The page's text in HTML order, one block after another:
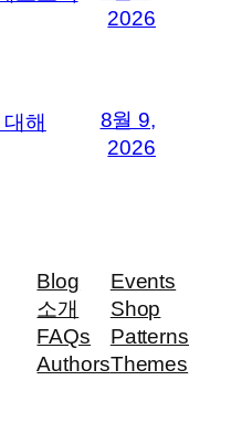
2026
해
8월 9,
2026
Blog
소개
FAQs
Authors
Events
Shop
Patterns
Themes